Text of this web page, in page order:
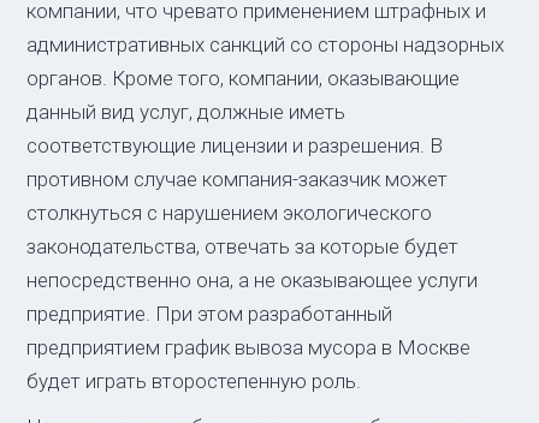
компании, что чревато применением штрафных и
административных санкций со стороны надзорных
органов. Кроме того, компании, оказывающие
данный вид услуг, должные иметь
соответствующие лицензии и разрешения. В
противном случае компания-заказчик может
столкнуться с нарушением экологического
законодательства, отвечать за которые будет
непосредственно она, а не оказывающее услуги
предприятие. При этом разработанный
предприятием график вывоза мусора в Москве
будет играть второстепенную роль.